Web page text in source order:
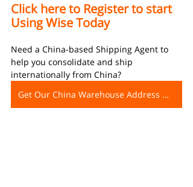
Click here to Register to start
Using Wise Today
Need a China-based Shipping Agent to
help you consolidate and ship
internationally from China?
Get Our China Warehouse Address Now